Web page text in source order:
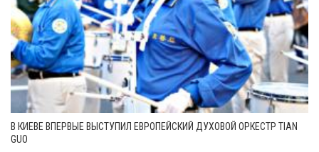
В КИЕВЕ ВПЕРВЫЕ ВЫСТУПИЛ ЕВРОПЕЙСКИЙ ДУХОВОЙ ОРКЕСТР TIAN
GUO